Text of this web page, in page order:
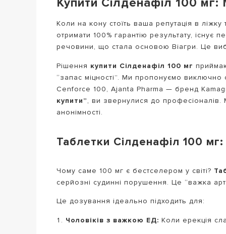
Коли на кону стоїть ваша репутація в ліжку
отримати 100% гарантію результату, існує
речовини, що стала основою Віагри. Це
Рішення купити Сілденафіл 100 мг
“запас міцності”. Ми пропонуємо
Cenforce 100, Ajanta Pharma — бренд
купити”, ви звернулися до
анонімності.
Таблетки Сілденафіл 100
Чому саме 100 мг є бестселером у світі?
серйозні судинні порушення. Це “важка
Це дозування ідеально підходить для:
Чоловіків з важкою ЕД: Коли ерекція